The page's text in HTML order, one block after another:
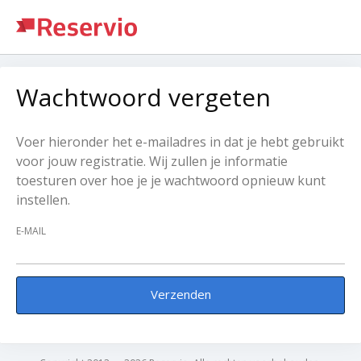
Wachtwoord vergeten
Voer hieronder het e-mailadres in dat je hebt gebruikt
voor jouw registratie. Wij zullen je informatie
toesturen over hoe je je wachtwoord opnieuw kunt
instellen.
E-MAIL
Verzenden